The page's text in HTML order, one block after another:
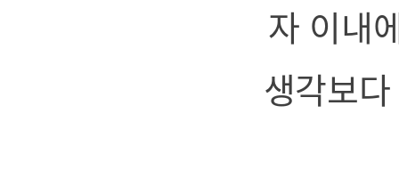
자 이내
생각보